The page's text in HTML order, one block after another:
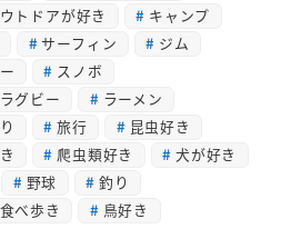
トドアが好き
キャンプ
サーフィン
ジム
スノボ
ラグビー
ラーメン
旅行
昆虫好き
爬虫類好き
犬が好き
野球
釣り
食べ歩き 鳥好き